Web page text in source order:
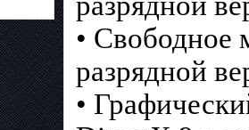
• Свободное
разрядной
•